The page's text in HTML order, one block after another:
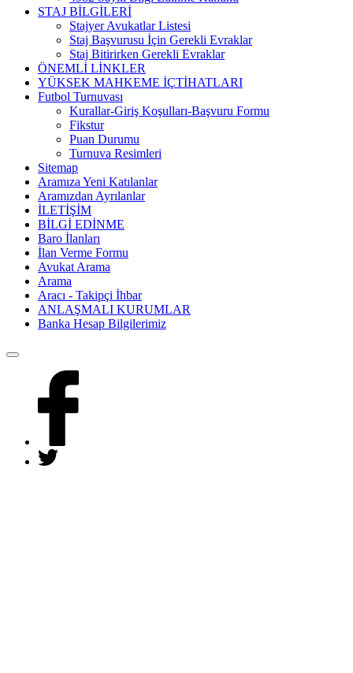
STAJ BİLGİLERİ
Stajyer Avukatlar Listesi
Staj Başvurusu İçin Gerekli Evraklar
Staj Bitirirken Gerekli Evraklar
ÖNEMLİ LİNKLER
YÜKSEK MAHKEME İÇTİHATLARI
Futbol Turnuvası
Kurallar-Giriş Koşulları-Başvuru Formu
Fikstur
Puan Durumu
Turnuva Resimleri
Sitemap
Aramıza Yeni Katılanlar
Aramızdan Ayrılanlar
İLETİŞİM
BİLGİ EDİNME
Baro İlanları
İlan Verme Formu
Avukat Arama
Arama
Aracı - Takipçi İhbar
ANLAŞMALI KURUMLAR
Banka Hesap Bilgilerimiz